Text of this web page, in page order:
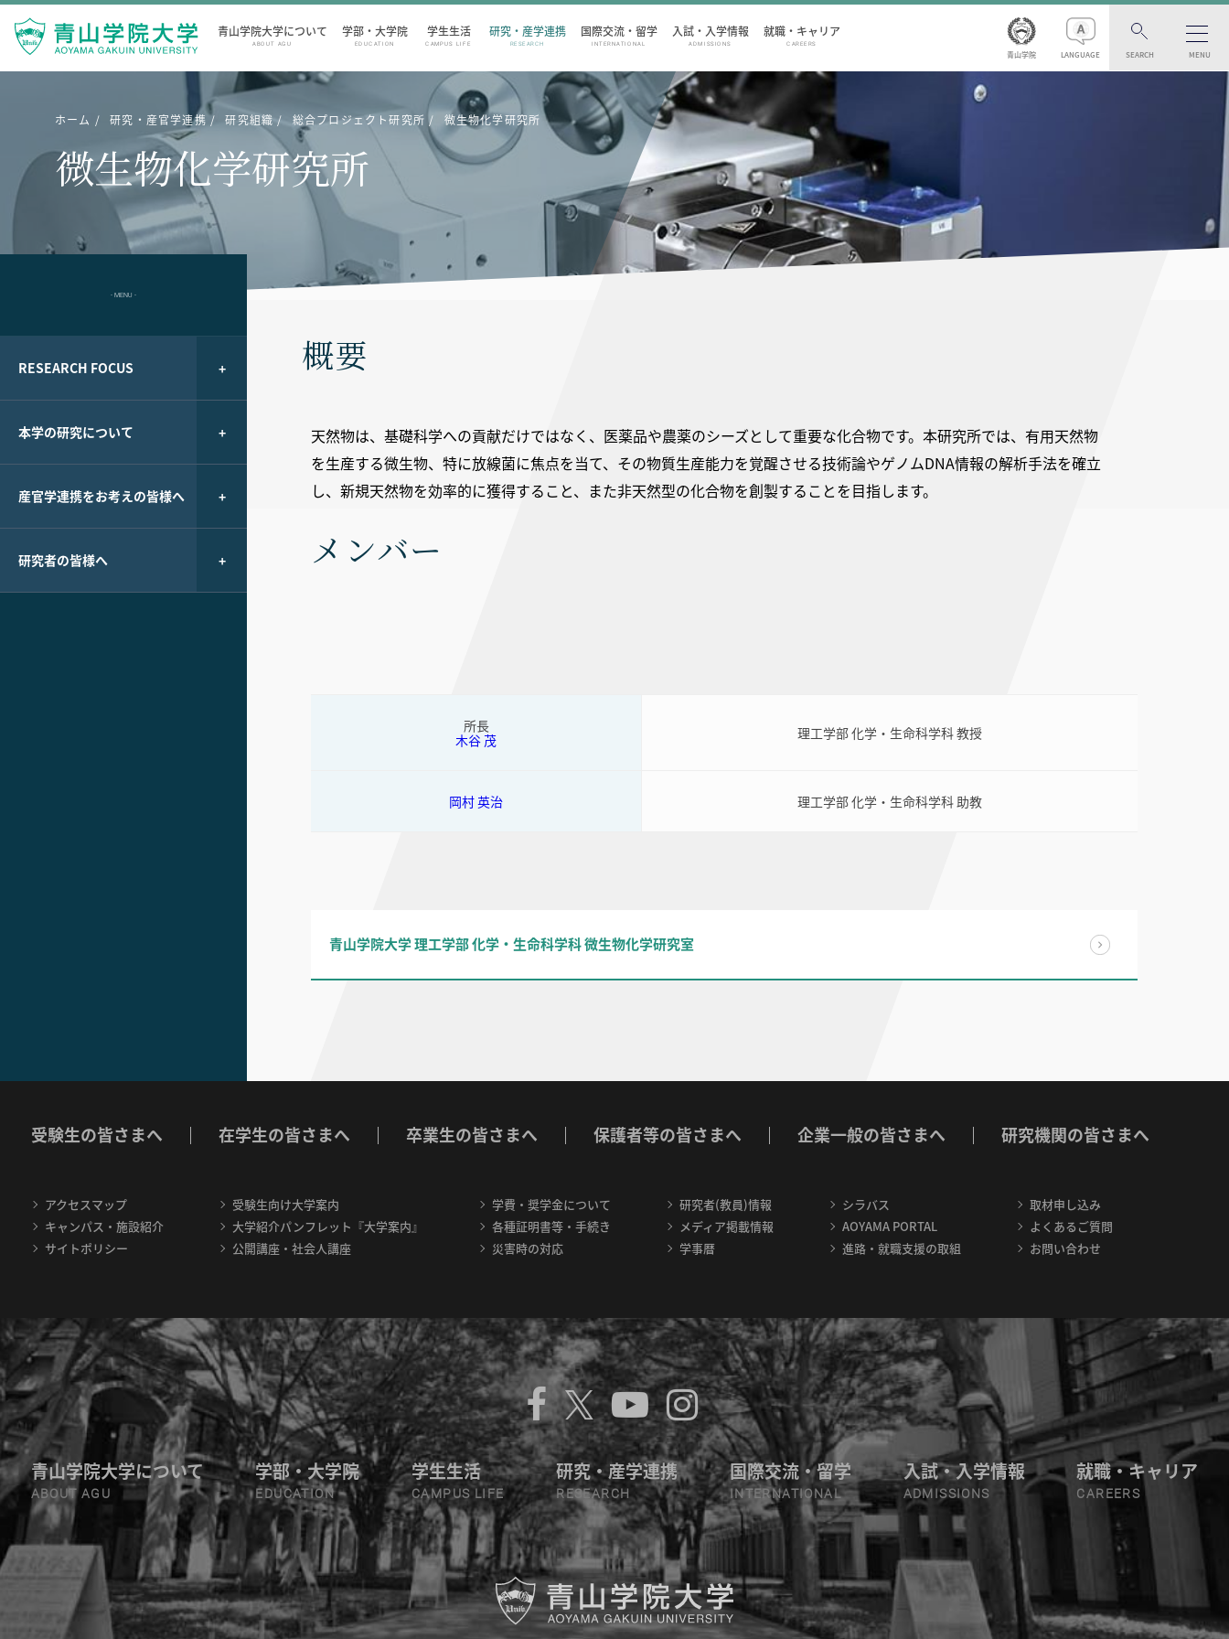
青山学院大学について
ABOUT AGU
学部・大学院
EDUCATION
学生生活
CAMPUS LIFE
研究・産学連携
RESEARCH
国際交流・留学
INTERNATIONAL
入試・入学情報
ADMISSIONS
就職・キャリア
CAREERS
青山学院 LANGUAGE SEARCH MENU
ホーム 研究・産官学連携 研究組織 総合プロジェクト研究所 微生物化学研究所
微生物化学研究所
- MENU -
RESEARCH FOCUS
本学の研究について
産官学連携をお考えの皆様へ
研究者の皆様へ
概要
天然物は、基礎科学への貢献だけではなく、医薬品や農薬のシーズとして重要な化合物です。本研究所では、有用天然物
を生産する微生物、特に放線菌に焦点を当て、その物質生産能力を覚醒させる技術論やゲノムDNA情報の解析手法を確立
し、新規天然物を効率的に獲得すること、また非天然型の化合物を創製することを目指します。
メンバー
所長
木谷 茂
理工学部 化学・生命科学科 教授
岡村 英治 理工学部 化学・生命科学科 助教
青山学院大学 理工学部 化学・生命科学科 微生物化学研究室
受験生の皆さまへ 在学生の皆さまへ 卒業生の皆さまへ 保護者等の皆さまへ 企業一般の皆さまへ 研究機関の皆さまへ
アクセスマップ
キャンパス・施設紹介
サイトポリシー
受験生向け大学案内
大学紹介パンフレット『大学案内』
公開講座・社会人講座
学費・奨学金について
各種証明書等・手続き
災害時の対応
研究者(教員)情報
メディア掲載情報
学事暦
シラバス
AOYAMA PORTAL
進路・就職支援の取組
取材申し込み
よくあるご質問
お問い合わせ
青山学院大学について
ABOUT AGU
学部・大学院
EDUCATION
学生生活
CAMPUS LIFE
研究・産学連携
RESEARCH
国際交流・留学
INTERNATIONAL
入試・入学情報
ADMISSIONS
就職・キャリア
CAREERS